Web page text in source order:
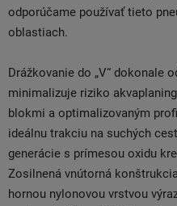
odporúčame používať tieto
oblastiach.
Drážkovanie do „V“ dokonale
minimalizuje riziko
blokmi a optimalizovaným
ideálnu trakciu na suchých
generácie s prímesou oxidu
Zosilnená vnútorná
hornou nylonovou vrstvou